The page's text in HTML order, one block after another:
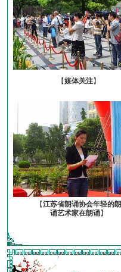
【媒体关注】
【江苏省朗诵协会年轻的朗
诵艺术家在朗诵】